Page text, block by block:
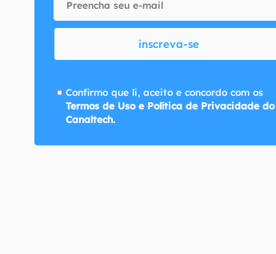
inscreva-se
Confirmo que li, aceito e concordo com os
Termos de Uso e Política de Privacidade do
Canaltech.